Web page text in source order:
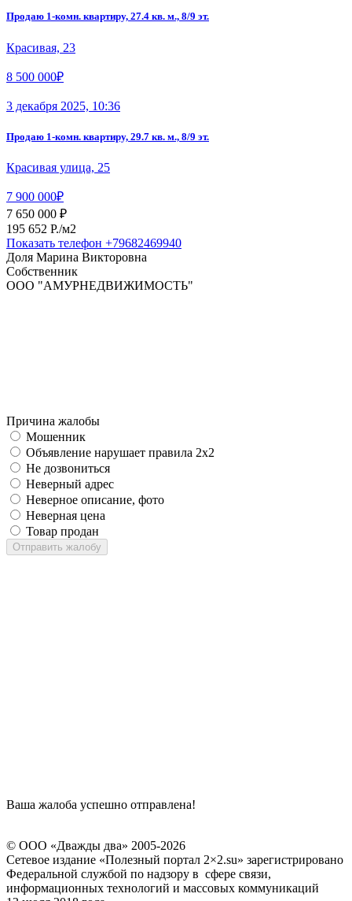
Продаю 1-комн. квартиру, 27.4 кв. м., 8/9 эт.
Красивая, 23
8 500 000₽
3 декабря 2025, 10:36
Продаю 1-комн. квартиру, 29.7 кв. м., 8/9 эт.
Красивая улица, 25
7 900 000₽
7 650 000 ₽
195 652 P./м2
Показать телефон +79682469940
Доля Марина Викторовна
Собственник
ООО "АМУРНЕДВИЖИМОСТЬ"
Причина жалобы
Мошенник
Объявление нарушает правила 2x2
Не дозвониться
Неверный адрес
Неверное описание, фото
Неверная цена
Товар продан
Отправить жалобу
Ваша жалоба успешно отправлена!
© ООО «Дважды два» 2005-2026
Сетевое издание «Полезный портал 2×2.su» зарегистрировано
Федеральной службой по надзору в сфере связи,
информационных технологий и массовых коммуникаций